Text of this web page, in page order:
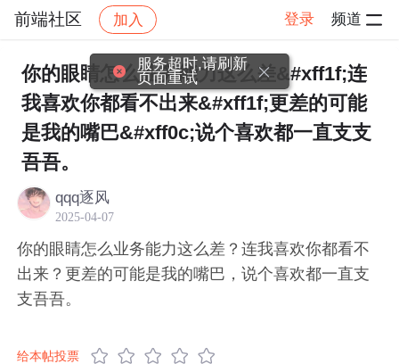
前端社区 加入 登录 频道
社区 前端社区 感慨 帖子详情
你的眼睛怎么业务能力这么差&#xff1f;连
我喜欢你都看不出来&#xff1f;更差的可能
是我的嘴巴&#xff0c;说个喜欢都一直支支
吾吾。
qqq逐风
2025-04-07
你的眼睛怎么业务能力这么差？连我喜欢你都看不
出来？更差的可能是我的嘴巴，说个喜欢都一直支
支吾吾。
给本帖投票
服务超时,请刷新
页面重试